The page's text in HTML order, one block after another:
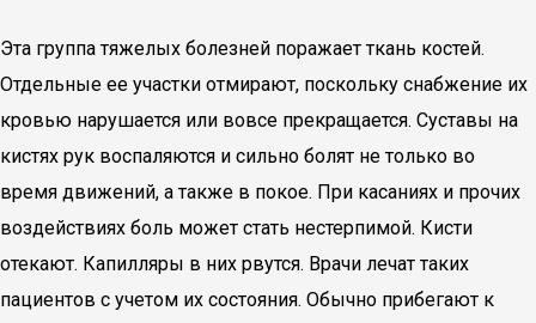
Эта группа тяжелых болезней поражает ткань костей.
Отдельные ее участки отмирают, поскольку снабжение их
кровью нарушается или вовсе прекращается. Суставы на
кистях рук воспаляются и сильно болят не только во
время движений, а также в покое. При касаниях и прочих
воздействиях боль может стать нестерпимой. Кисти
отекают. Капилляры в них рвутся. Врачи лечат таких
пациентов с учетом их состояния. Обычно прибегают к